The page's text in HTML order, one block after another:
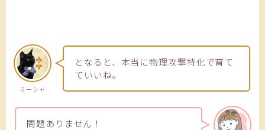
ミーシャ
となると、本当に物理攻撃特化で育て
ていいね。
問題ありません！